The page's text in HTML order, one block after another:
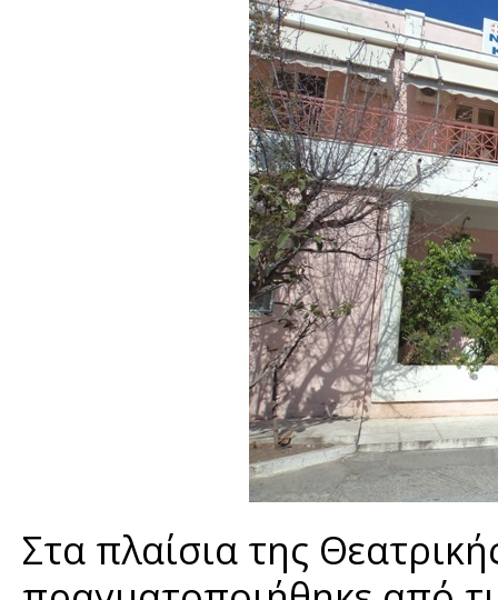
Στα πλαίσια της